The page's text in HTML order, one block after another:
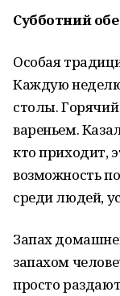
Субботний
Особая
Каждую
столы.
вареньем.
кто приходит,
возможность
среди людей,
Запах
запахом
просто